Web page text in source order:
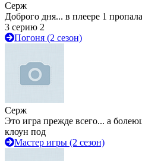
Серж
Доброго дня... в плеере 1
3 серию 2
Погоня (2 сезон)
Серж
Это игра прежде всего... а
клоун под
Мастер игры (2 сезон)